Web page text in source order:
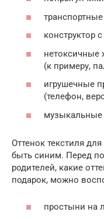
конструктор
нетоксичные
(к примеру,
игрушечные
(телефон,
музыкальные
Оттенок текстиля
быть синим. Перед
родителей, какие
подарок, можно
простыни на